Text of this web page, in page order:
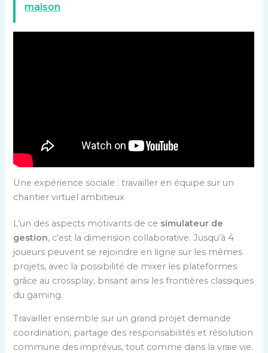
maison
Une expérience sociale : travailler en équipe sur un
chantier virtuel ambitieux
L’un des aspects motivants de ce simulateur de
gestion, c’est la dimension collaborative. Jusqu’à 4
joueurs peuvent se rejoindre en ligne sur les mêmes
projets, avec la possibilité de mixer les plateformes
grâce au crossplay, brisant ainsi les frontières classiques
du gaming.
Travailler ensemble sur un grand projet demande
coordination, partage des responsabilités et résolution
commune des imprévus, tout comme dans la vraie vie.